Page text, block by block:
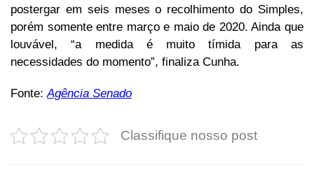
postergar em seis meses o recolhimento do Simples,
porém somente entre março e maio de 2020. Ainda que
louvável, “a medida é muito tímida para as
necessidades do momento”, finaliza Cunha.
Fonte:Agência Senado
Classifique nosso post